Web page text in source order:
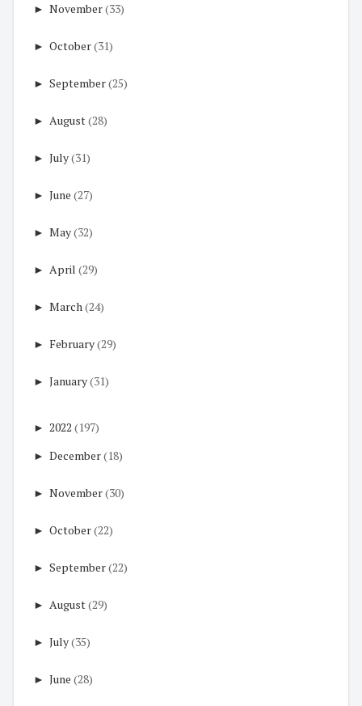
► November(33)
► October(31)
► September(25)
► August(28)
► July(31)
► June (27)
► May(32)
► April (29)
► March(24)
► February(29)
► January(31)
► 2022 (197)
► December(18)
► November(30)
► October(22)
► September(22)
► August(29)
► July(35)
► June (28)